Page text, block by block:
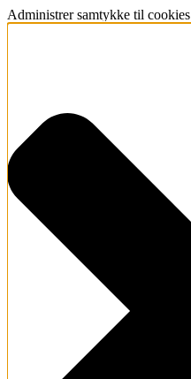
Administrer samtykke til cookies